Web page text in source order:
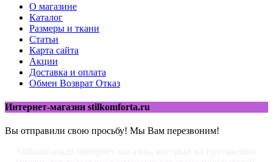
О магазине
Каталог
Размеры и ткани
Статьи
Карта сайта
Акции
Доставка и оплата
Обмен Возврат Отказ
Интернет-магазин stilkomforta.ru
Вы отправили свою просьбу! Мы Вам перезвоним!